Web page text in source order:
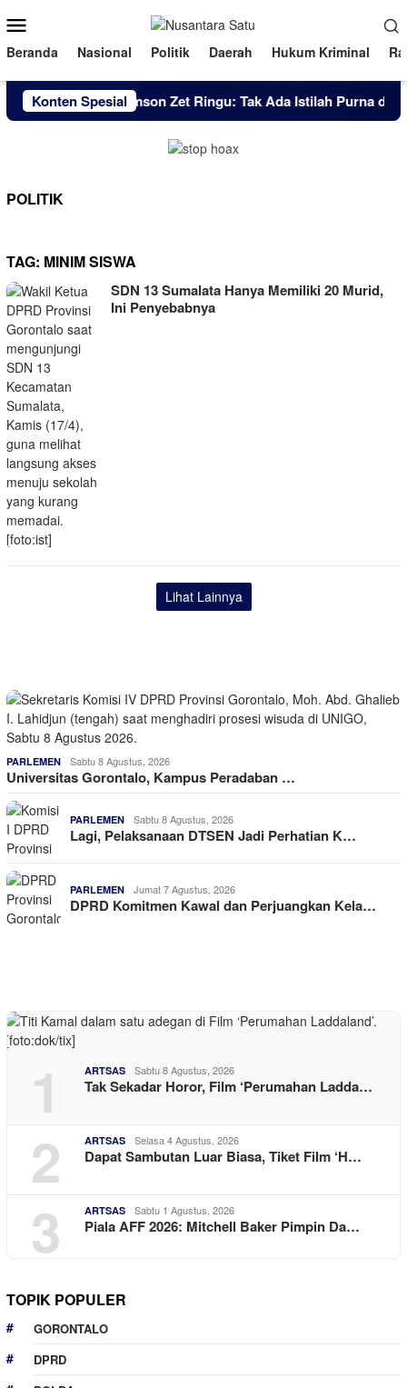
ke
kontenMobile
Beranda Nasional Politik Daerah Hukum Kriminal
Konten Spesial
Brigjen Pol. Simson Zet Ringu: Tak Ada Istilah Purna
POLITIK
TAG: MINIM SISWA
SDN 13 Sumalata Hanya Memiliki 20 Murid,
Ini Penyebabnya
Lihat Lainnya
PARLEMEN Sabtu 8 Agustus, 2026
Universitas Gorontalo, Kampus Peradaban …
PARLEMEN Sabtu 8 Agustus, 2026
Lagi, Pelaksanaan DTSEN Jadi Perhatian K…
PARLEMEN Jumat 7 Agustus, 2026
DPRD Komitmen Kawal dan Perjuangkan Kela…
1 ARTSAS Sabtu 8 Agustus, 2026
Tak Sekadar Horor, Film ‘Perumahan Ladda…
2 ARTSAS Selasa 4 Agustus, 2026
Dapat Sambutan Luar Biasa, Tiket Film ‘H…
3 ARTSAS Sabtu 1 Agustus, 2026
Piala AFF 2026: Mitchell Baker Pimpin Da…
TOPIK POPULER
GORONTALO
DPRD